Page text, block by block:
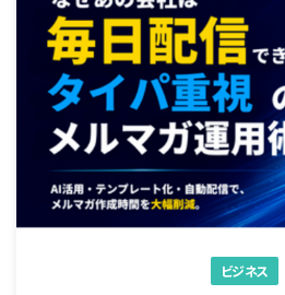
ビジネス